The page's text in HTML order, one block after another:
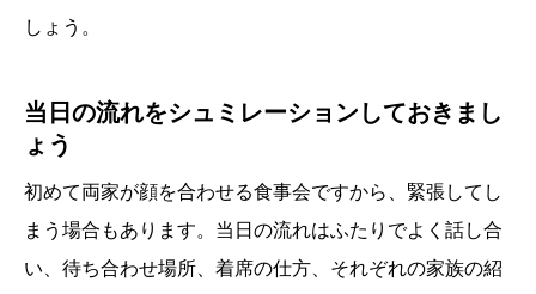
しょう。
当日の流れをシュミレーションしておきまし
ょう
初めて両家が顔を合わせる食事会ですから、緊張してし
まう場合もあります。当日の流れはふたりでよく話し合
い、待ち合わせ場所、着席の仕方、それぞれの家族の紹